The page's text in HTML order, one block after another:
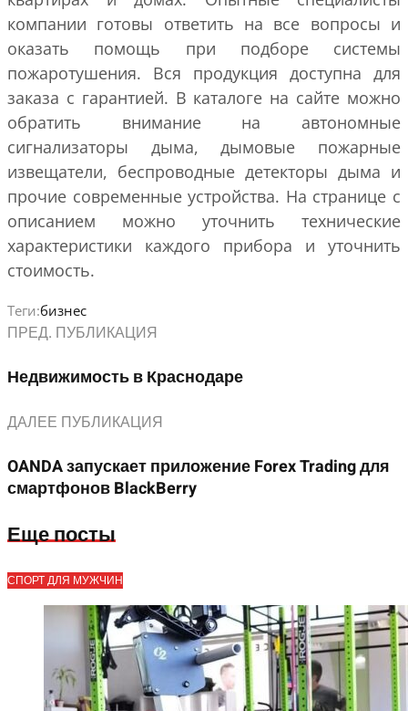
компании готовы ответить на все вопросы и
оказать помощь при подборе системы
пожаротушения. Вся продукция доступна для
заказа с гарантией. В каталоге на сайте можно
обратить внимание на автономные
сигнализаторы дыма, дымовые пожарные
извещатели, беспроводные детекторы дыма и
прочие современные устройства. На странице с
описанием можно уточнить технические
характеристики каждого прибора и уточнить
стоимость.
Теги:бизнес
ПРЕД. ПУБЛИКАЦИЯ
Недвижимость в Краснодаре
ДАЛЕЕ ПУБЛИКАЦИЯ
OANDA запускает приложение Forex Trading для
смартфонов BlackBerry
Еще посты
СПОРТ ДЛЯ МУЖЧИН